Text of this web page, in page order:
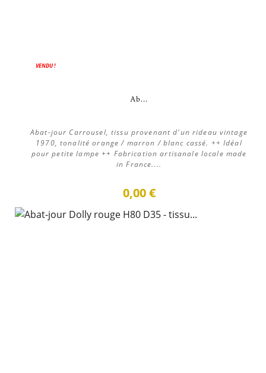
VENDU !
Ab...
Abat-jour Carrousel, tissu provenant d'un rideau vintage
1970, tonalité orange / marron / blanc cassé. ++ Idéal
pour petite lampe ++ Fabrication artisanale locale made
in France....
0,00 €